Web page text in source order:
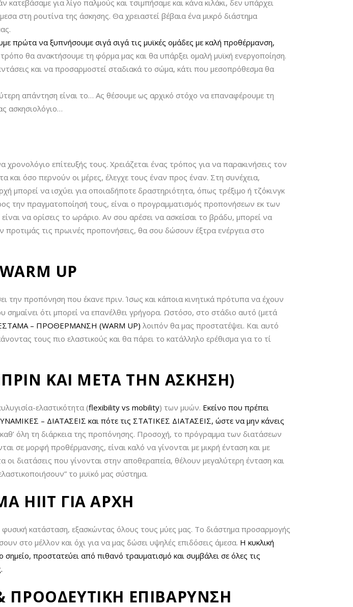
για λίγο παλμούς και τσιμπήσαμε και κάνα κιλάκι, δεν υπάρχει
στη ρουτίνα της άσκησης. Θα χρειαστεί βέβαια ένα μικρό διάστημα
πρώτα να ξυπνήσουμε σιγά σιγά τις μυϊκές ομάδες με καλή προθέρμανση,
θα ανακτήσουμε τη φόρμα μας και θα υπάρξει ομαλή μυϊκή ενεργοποίηση.
και να προσαρμοστεί σταδιακά το σώμα, κάτι που μεσοπρόθεσμα θα
απάντηση είναι το… Ας θέσουμε ως αρχικό στόχο να επαναφέρουμε τη
ασκησιολόγιο…
χρονολόγιο επίτευξής τους. Χρειάζεται ένας τρόπος για να παρακινήσεις τον
και όσο περνούν οι μέρες, έλεγχε τους έναν προς έναν. Στη συνέχεια,
μπορεί να ισχύει για οποιαδήποτε δραστηριότητα, όπως τρέξιμο ή τζόκινγκ
την πραγματοποίησή τους, είναι ο προγραμματισμός προπονήσεων εκ των
να ορίσεις το ωράριο. Αν σου αρέσει να ασκείσαι το βράδυ, μπορεί να
προτιμάς τις πρωινές προπονήσεις, θα σου δώσουν έξτρα ενέργεια στο
UP
την προπόνηση που έκανε πριν. Ίσως και κάποια κινητικά πρότυπα να έχουν
σημαίνει ότι μπορεί να επανέλθει γρήγορα. Ωστόσο, στο στάδιο αυτό (μετά
– ΠΡΟΘΕΡΜΑΝΣΗ (WARM UP) λοιπόν θα μας προστατέψει. Και αυτό
τους πιο ελαστικούς και θα πάρει το κατάλληλο ερέθισμα για το τί
ΚΑΙ ΜΕΤΑ ΤΗΝ ΑΣΚΗΣΗ)
ελαστικότητα (flexibility vs mobility) των μυών. Εκείνο που πρέπει
– ΔΙΑΤΑΣΕΙΣ και πότε τις ΣΤΑΤΙΚΕΣ ΔΙΑΤΑΣΕΙΣ, ώστε να μην κάνεις
όλη τη διάρκεια της προπόνησης. Προσοχή, το πρόγραμμα των διατάσεων
σε μορφή προθέρμανσης, είναι καλό να γίνονται με μικρή ένταση και με
οι διατάσεις που γίνονται στην αποθεραπεία, θέλουν μεγαλύτερη ένταση και
το μυϊκό μας σύστημα.
ΗΙΙΤ ΓΙΑ ΑΡΧΗ
κατάσταση, εξασκώντας όλους τους μύες μας. Το διάστημα προσαρμογής
στο μέλλον και όχι για να μας δώσει υψηλές επιδόσεις άμεσα. Η κυκλική
προστατεύει από πιθανό τραυματισμό και συμβάλει σε όλες τις
ΠΡΟΟΔΕΥΤΙΚΗ ΕΠΙΒΑΡΥΝΣΗ